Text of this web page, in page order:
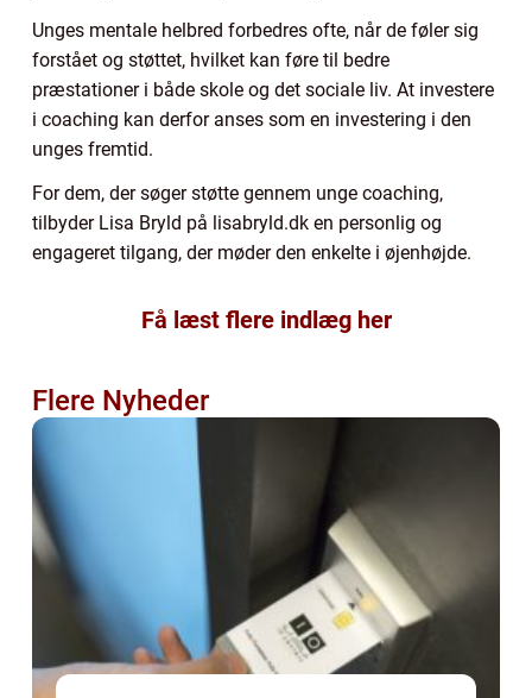
Unges mentale helbred forbedres ofte, når de føler sig
forstået og støttet, hvilket kan føre til bedre
præstationer i både skole og det sociale liv. At investere
i coaching kan derfor anses som en investering i den
unges fremtid.
For dem, der søger støtte gennem unge coaching,
tilbyder Lisa Bryld på lisabryld.dk en personlig og
engageret tilgang, der møder den enkelte i øjenhøjde.
Få læst flere indlæg her
Flere Nyheder